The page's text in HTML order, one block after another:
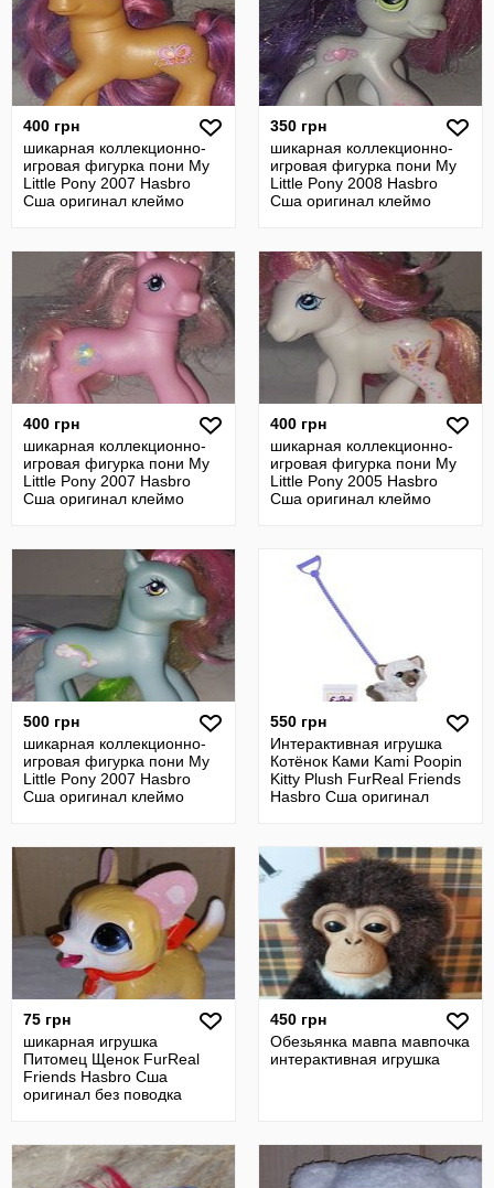
400 грн
шикарная коллекционно-
игровая фигурка пони My
Little Pony 2007 Hasbro
Сша оригинал клеймо
350 грн
шикарная коллекционно-
игровая фигурка пони My
Little Pony 2008 Hasbro
Сша оригинал клеймо
400 грн
шикарная коллекционно-
игровая фигурка пони My
Little Pony 2007 Hasbro
Сша оригинал клеймо
400 грн
шикарная коллекционно-
игровая фигурка пони My
Little Pony 2005 Hasbro
Сша оригинал клеймо
500 грн
шикарная коллекционно-
игровая фигурка пони My
Little Pony 2007 Hasbro
Сша оригинал клеймо
550 грн
Интерактивная игрушка
Котёнок Ками Kami Poopin
Kitty Plush FurReal Friends
Hasbro Сша оригинал
75 грн
шикарная игрушка
Питомец Щенок FurReal
Friends Hasbro Сша
оригинал без поводка
450 грн
Обезьянка мавпа мавпочка
интерактивная игрушка